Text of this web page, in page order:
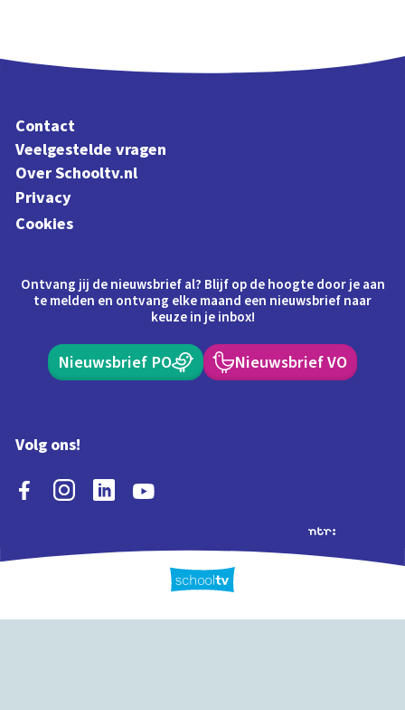
Contact
Veelgestelde vragen
Over Schooltv.nl
Privacy
Cookies
Ontvang jij de nieuwsbrief al? Blijf op de hoogte door je aan
te melden en ontvang elke maand een nieuwsbrief naar
keuze in je inbox!
Nieuwsbrief PO Nieuwsbrief VO
Volg ons!